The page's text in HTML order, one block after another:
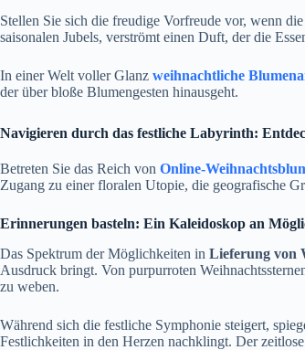
Stellen Sie sich die freudige Vorfreude vor, wenn
saisonalen Jubels, verströmt einen Duft, der die
In einer Welt voller Glanz weihnachtliche
der über bloße Blumengesten hinausgeht.
Navigieren durch das festliche Labyrinth:
Betreten Sie das Reich von Online-
Zugang zu einer floralen Utopie, die geografische
Erinnerungen basteln: Ein Kaleidoskop an
Das Spektrum der Möglichkeiten in Lieferung von
Ausdruck bringt. Von purpurroten
zu weben.
Während sich die festliche Symphonie steigert,
Festlichkeiten in den Herzen nachklingt. Der